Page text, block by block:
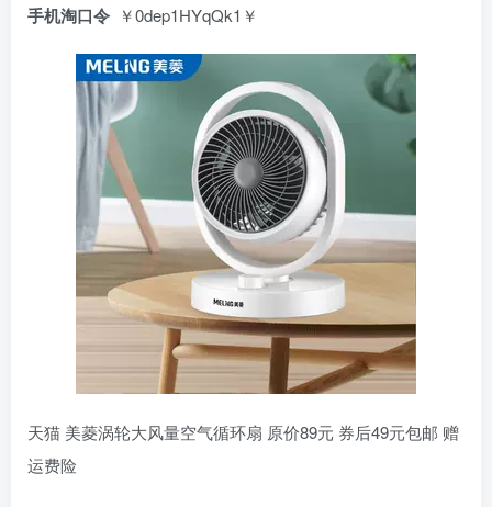
手机淘口令 ￥0dep1HYqQk1￥
天猫 美菱涡轮大风量空气循环扇 原价89元 券后49元包邮 赠
运费险